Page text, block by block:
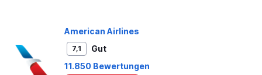
American Airlines
7,1
Gut
11.850 Bewertungen